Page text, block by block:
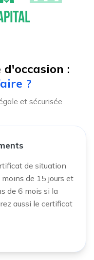
:
?
et sécurisée
de situation
de 15 jours et
de 6 mois si la
aussi le certificat